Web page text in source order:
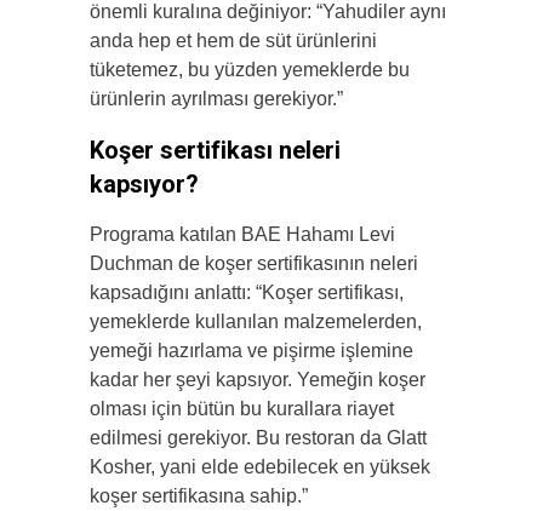
önemli kuralına değiniyor: “Yahudiler aynı
anda hep et hem de süt ürünlerini
tüketemez, bu yüzden yemeklerde bu
ürünlerin ayrılması gerekiyor.”
Koşer sertifikası neleri
kapsıyor?
Programa katılan BAE Hahamı Levi
Duchman de koşer sertifikasının neleri
kapsadığını anlattı: “Koşer sertifikası,
yemeklerde kullanılan malzemelerden,
yemeği hazırlama ve pişirme işlemine
kadar her şeyi kapsıyor. Yemeğin koşer
olması için bütün bu kurallara riayet
edilmesi gerekiyor. Bu restoran da Glatt
Kosher, yani elde edebilecek en yüksek
koşer sertifikasına sahip.”